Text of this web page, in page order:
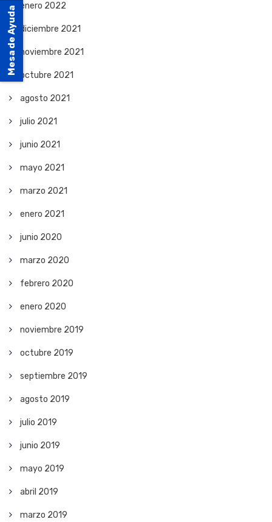
enero 2022
diciembre 2021
noviembre 2021
octubre 2021
agosto 2021
julio 2021
junio 2021
mayo 2021
marzo 2021
enero 2021
junio 2020
marzo 2020
febrero 2020
enero 2020
noviembre 2019
octubre 2019
septiembre 2019
agosto 2019
julio 2019
junio 2019
mayo 2019
abril 2019
marzo 2019
Mesa de Ayuda